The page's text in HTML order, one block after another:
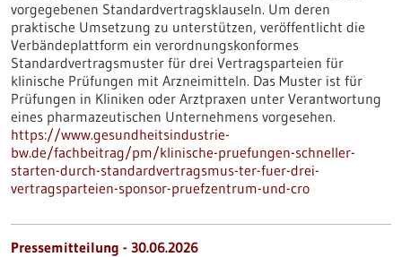
vorgegebenen Standardvertragsklauseln. Um deren
praktische Umsetzung zu unterstützen, veröffentlicht die
Verbändeplattform ein verordnungskonformes
Standardvertragsmuster für drei Vertragsparteien für
klinische Prüfungen mit Arzneimitteln. Das Muster ist für
Prüfungen in Kliniken oder Arztpraxen unter Verantwortung
eines pharmazeutischen Unternehmens vorgesehen.
https://www.gesundheitsindustrie-
bw.de/fachbeitrag/pm/klinische-pruefungen-schneller-
starten-durch-standardvertragsmus-ter-fuer-drei-
vertragsparteien-sponsor-pruefzentrum-und-cro
Pressemitteilung - 30.06.2026